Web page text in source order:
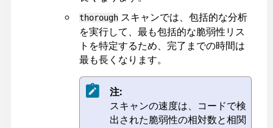
thorough スキャンでは、包括的な分析
を実行して、最も包括的な脆弱性リス
トを特定するため、完了までの時間は
最も長くなります。
注:
スキャンの速度は、コードで検
出された脆弱性の相対数と相関